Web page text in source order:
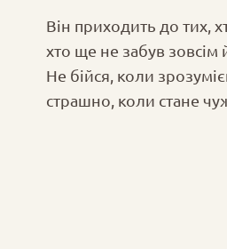
Він приходить до тих,
хто ще не забув зовсім
Не бійся, коли
страшно, коли стане